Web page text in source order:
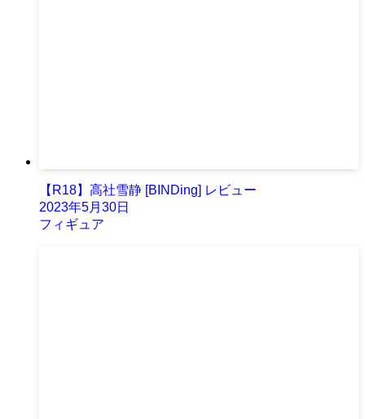
【R18】高社雪静 [BINDing] レビュー
2023年5月30日
フィギュア